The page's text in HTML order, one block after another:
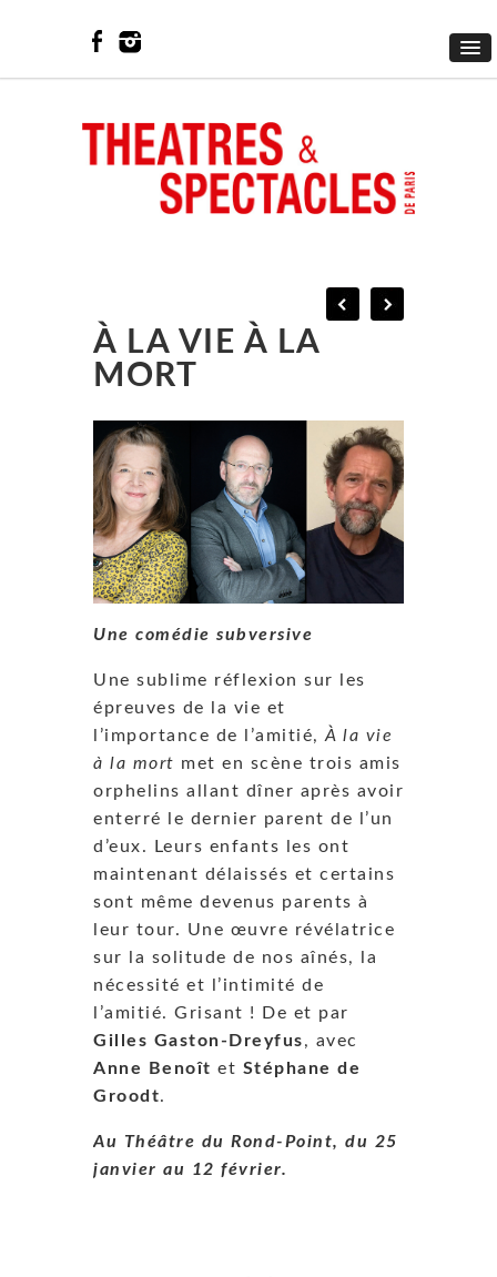
À LA VIE À LA
MORT
Une comédie subversive
Une sublime réflexion sur les
épreuves de la vie et
l’importance de l’amitié, À la vie
à la mort met en scène trois amis
orphelins allant dîner après avoir
enterré le dernier parent de l’un
d’eux. Leurs enfants les ont
maintenant délaissés et certains
sont même devenus parents à
leur tour. Une œuvre révélatrice
sur la solitude de nos aînés, la
nécessité et l’intimité de
l’amitié. Grisant ! De et par
Gilles Gaston-Dreyfus, avec
Anne Benoît et Stéphane de
Groodt.
Au Théâtre du Rond-Point, du 25
janvier au 12 février.